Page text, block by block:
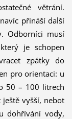
větrání.
přináší další
Odborníci musí
je schopen
zpátky do
pro orientaci: u
50 – 100 litrech
vyšší, neboť
dohřívání vody,